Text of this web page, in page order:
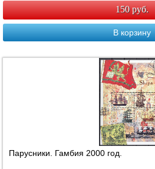
150 руб.
В корзину
Парусники. Гамбия 2000 год.